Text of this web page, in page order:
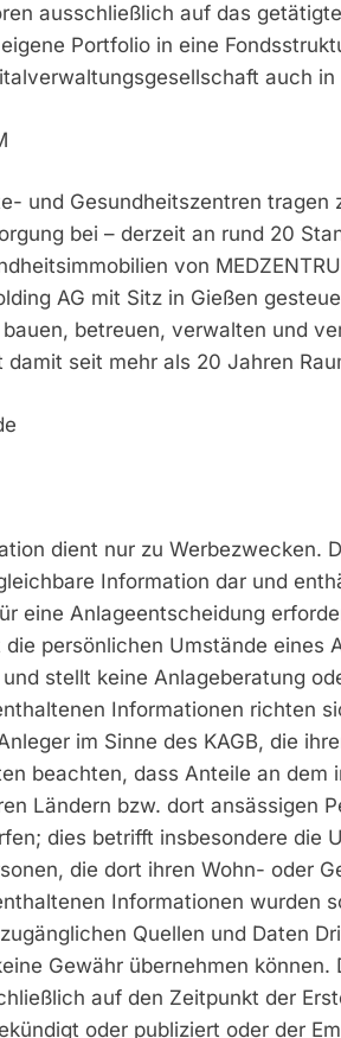
ausschließlich auf das
Portfolio in eine
auch in
und Gesundheitszentren
bei – derzeit an rund 20
von
AG mit Sitz in Gießen
betreuen, verwalten und
damit seit mehr als 20 Jahren
dient nur zu Werbezwecken.
Information dar und
eine Anlageentscheidung
persönlichen Umstände eines
stellt keine Anlageberatung
Informationen richten
im Sinne des KAGB, die
beachten, dass Anteile an
Ländern bzw. dort ansässigen
dies betrifft insbesondere die
die dort ihren Wohn- oder
Informationen wurden
Quellen und Daten
Gewähr übernehmen
auf den Zeitpunkt der
oder publiziert oder der